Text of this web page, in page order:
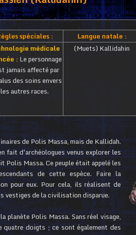
spéciales : Langue natale :
médicale
: Le personnage
jamais affecté par
des soins envers
les autres races.
(Muets) Kallidahin
de Polis Massa, mais de Kallidah.
fait d'archéologues venus explorer les
Massa. Ce peuple était appelé les
de cette espèce. Faire la
pour eux. Pour cela, ils réalisent de
vestiges de la civilisation disparue.
planète Polis Massa. Sans réel visage,
doigts ; ce sont également des